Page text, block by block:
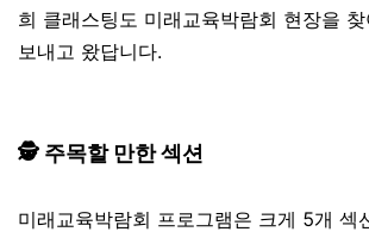
희 클래스팅도 미래교육박람회 현장을
보내고 왔답니다.
🕵️ 주목할 만한 섹션
미래교육박람회 프로그램은 크게 5개 섹